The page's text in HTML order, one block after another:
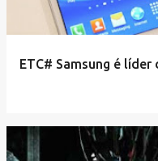
ETC# Samsung é